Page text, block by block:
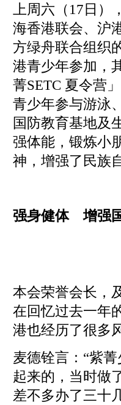
上周六（17日
海香港联会、沪
方绿舟联合组织
港青少年参加，
菁SETC 夏令营
青少年参与游泳
国防教育基地及
强体能，锻炼小
神，增强了民族
强身健体 增强
本会荣誉会长，
在回忆过去一年
港也经历了很多
麦德铨言：“紫
起来的，当时做
差不多办了三十